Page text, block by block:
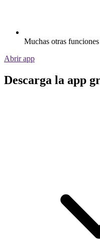
Muchas otras
Abrir app
Descarga la app